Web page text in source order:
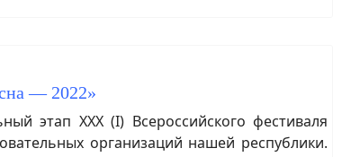
— 2022»
этап XXX (I) Всероссийского фестиваля
организаций нашей республики.